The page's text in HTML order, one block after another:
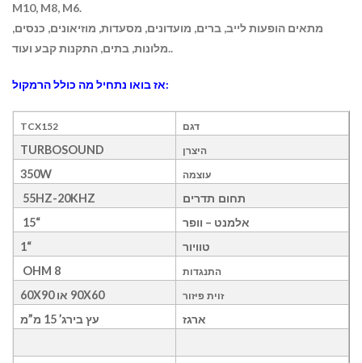
M10, M8, M6.
מתאים הופעות לייב, ברים, מועדונים, מסעדות, מוזיאונים, כנסים,
מלונות, בתים, התקנות קבע ועוד..
אז בואו נתחיל מה כולל הרמקול:
דגם TCX152
היצרן TURBOSOUND
עוצמה 350W
תחום תדרים
55HZ-20KHZ
אלמנט – וופר
“15
טוויור “1
התנגדות 8 OHM
זוית פיזור
90X60 או 60X90
ארגז
עץ בירג’ 15 מ”מ